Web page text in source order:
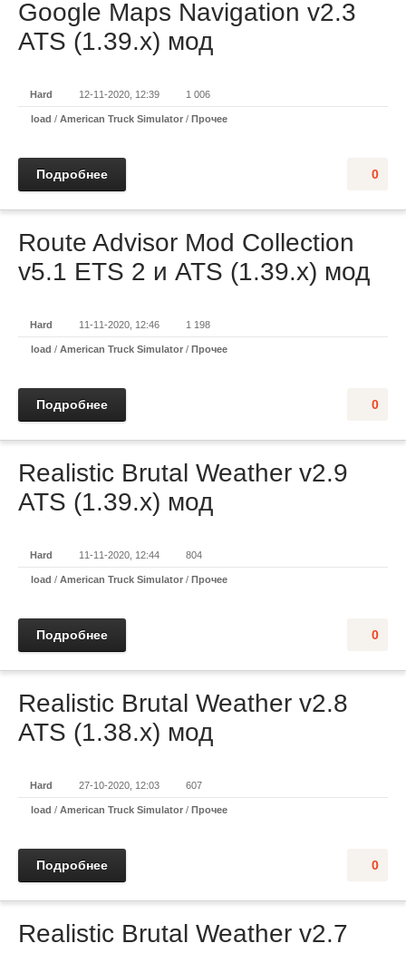
Google Maps Navigation v2.3
ATS (1.39.x) мод
Hard 12-11-2020, 12:39 1 006
load / American Truck Simulator / Прочее
0
Подробнее
Route Advisor Mod Collection
v5.1 ETS 2 и ATS (1.39.x) мод
Hard 11-11-2020, 12:46 1 198
load / American Truck Simulator / Прочее
0
Подробнее
Realistic Brutal Weather v2.9
ATS (1.39.x) мод
Hard 11-11-2020, 12:44 804
load / American Truck Simulator / Прочее
0
Подробнее
Realistic Brutal Weather v2.8
ATS (1.38.x) мод
Hard 27-10-2020, 12:03 607
load / American Truck Simulator / Прочее
0
Подробнее
Realistic Brutal Weather v2.7